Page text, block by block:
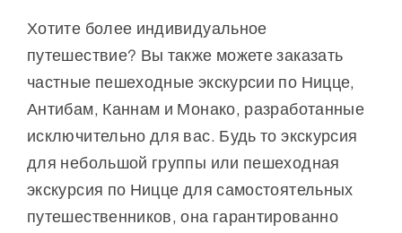
Хотите более индивидуальное
путешествие? Вы также можете заказать
частные пешеходные экскурсии по Ницце,
Антибам, Каннам и Монако, разработанные
исключительно для вас. Будь то экскурсия
для небольшой группы или пешеходная
экскурсия по Ницце для самостоятельных
путешественников, она гарантированно